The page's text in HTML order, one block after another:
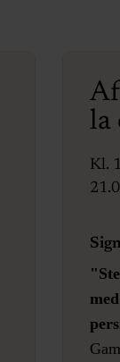
la
Kl.
med